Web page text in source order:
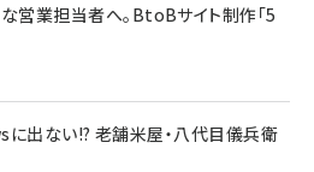
営業担当者へ。BtoBサイト制作「5
出ない!? 老舗米屋・八代目儀兵衛